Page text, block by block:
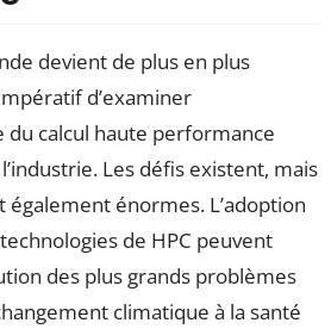
devient de plus en plus
d’examiner
calcul haute performance
Les défis existent, mais
énormes. L’adoption
de HPC peuvent
des plus grands problèmes
climatique à la santé